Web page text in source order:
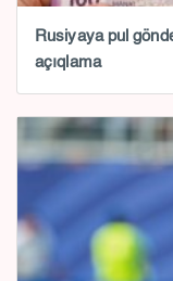
Rusiyaya pul
açıqlama